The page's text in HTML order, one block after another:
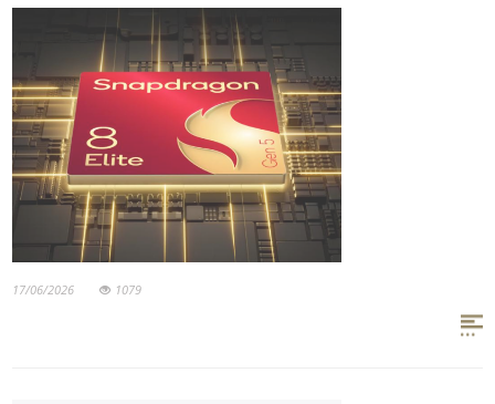
17/06/2026 1079